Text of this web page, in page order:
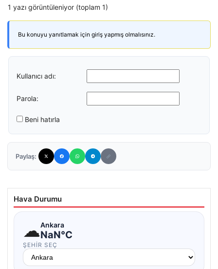
1 yazı görüntüleniyor (toplam 1)
Bu konuyu yanıtlamak için giriş yapmış olmalısınız.
Kullanıcı adı:
Parola:
Beni hatırla
Paylaş:
Hava Durumu
☁Ankara
NaN°C
ŞEHIR SEÇ